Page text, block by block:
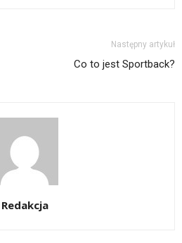
Następny artykuł
Co to jest Sportback?
Redakcja